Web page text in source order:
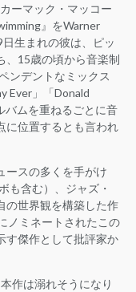
ーマック・マッコー
』をWarner
生まれの彼は、ピッ
、15歳の頃から音楽制
ンデントなミックス
Ever」「Donald
バムを重ねるごとに音
に位置するとも言われ
ースの多くを手がけ
も含む）、ジャズ・
の世界観を構築した作
ノミネートされたこの
す傑作として批評家か
作は溺れそうになり